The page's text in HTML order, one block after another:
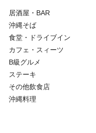
居酒屋・BAR
沖縄そば
食堂・ドライブイン
カフェ・スィーツ
B級グルメ
ステーキ
その他飲食店
沖縄料理